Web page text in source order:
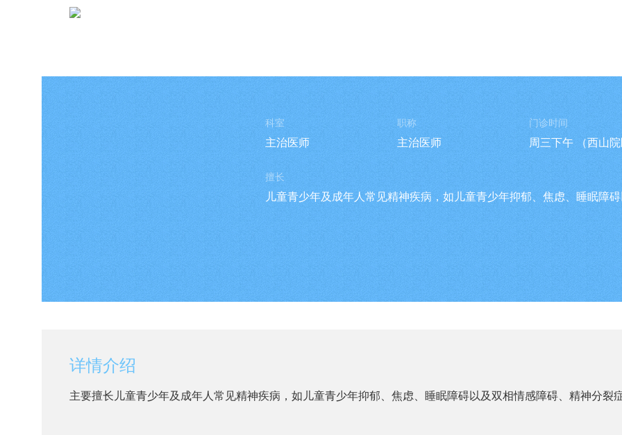
科室
主治医师
职称
主治医师
门诊时间
周三下午 （西山
擅长
儿童青少年及成年人常见精神疾病，如儿童青少年抑郁、焦虑、睡眠障
详情介绍
主要擅长儿童青少年及成年人常见精神疾病，如儿童青少年抑郁、焦虑、睡眠障碍以及双相情感障碍、精神分裂